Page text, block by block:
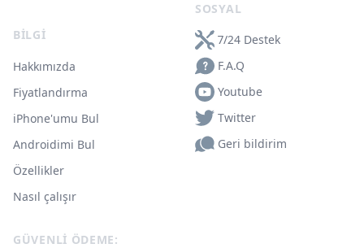
BILGI
Hakkımızda
Fiyatlandırma
iPhone'umu Bul
Androidimi Bul
Özellikler
Nasıl çalışır
SOSYAL
7/24 Destek
F.A.Q
Youtube
Twitter
Geri bildirim
GÜVENLI ÖDEME: